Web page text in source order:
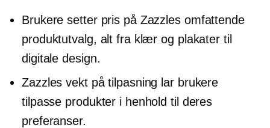
Brukere setter pris på Zazzles omfattende
produktutvalg, alt fra klær og plakater til
digitale design.
Zazzles vekt på tilpasning lar brukere
tilpasse produkter i henhold til deres
preferanser.